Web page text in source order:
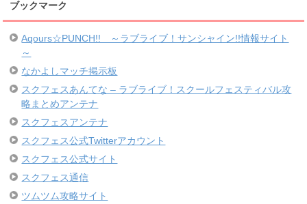
ブックマーク
Aqours☆PUNCH!! ～ラブライブ！サンシャイン!!情報サイト
～
なかよしマッチ掲示板
スクフェスあんてな – ラブライブ！スクールフェスティバル攻
略まとめアンテナ
スクフェスアンテナ
スクフェス公式Twitterアカウント
スクフェス公式サイト
スクフェス通信
ツムツム攻略サイト